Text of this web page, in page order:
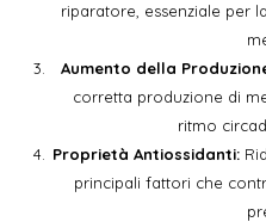
riparatore, essenziale per
Aumento della
corretta produzione di
ritmo
Proprietà Antiossidanti:
principali fattori che